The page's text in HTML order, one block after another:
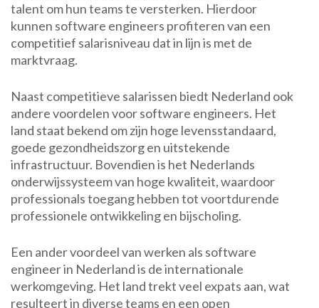
talent om hun teams te versterken. Hierdoor
kunnen software engineers profiteren van een
competitief salarisniveau dat in lijn is met de
marktvraag.
Naast competitieve salarissen biedt Nederland ook
andere voordelen voor software engineers. Het
land staat bekend om zijn hoge levensstandaard,
goede gezondheidszorg en uitstekende
infrastructuur. Bovendien is het Nederlands
onderwijssysteem van hoge kwaliteit, waardoor
professionals toegang hebben tot voortdurende
professionele ontwikkeling en bijscholing.
Een ander voordeel van werken als software
engineer in Nederland is de internationale
werkomgeving. Het land trekt veel expats aan, wat
resulteert in diverse teams en een open